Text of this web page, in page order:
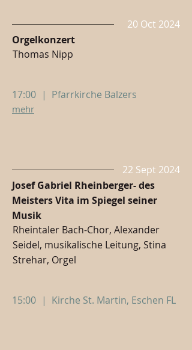
20 Oct 2024
Orgelkonzert
Thomas Nipp
17:00 | Pfarrkirche Balzers
mehr
22 Sept 2024
Josef Gabriel Rheinberger- des
Meisters Vita im Spiegel seiner
Musik
Rheintaler Bach-Chor, Alexander
Seidel, musikalische Leitung, Stina
Strehar, Orgel
15:00 | Kirche St. Martin, Eschen FL